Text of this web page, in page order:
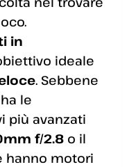
in
ideale
. Sebbene
le
più avanzati
f/2.8 o il
hanno motori